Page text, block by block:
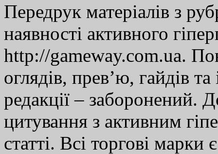
Передрук матеріалів з
наявності активного
http://gameway.com.ua.
оглядів, прев’ю, гайдів
редакції – заборонений.
цитування з активним
статті. Всі торгові марки